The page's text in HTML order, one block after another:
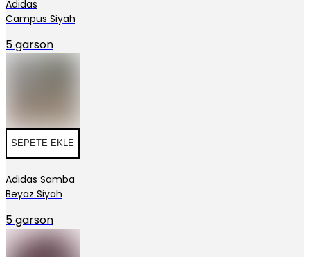
Adidas
Campus Siyah
5 garson
SEPETE EKLE
Adidas Samba
Beyaz Siyah
5 garson